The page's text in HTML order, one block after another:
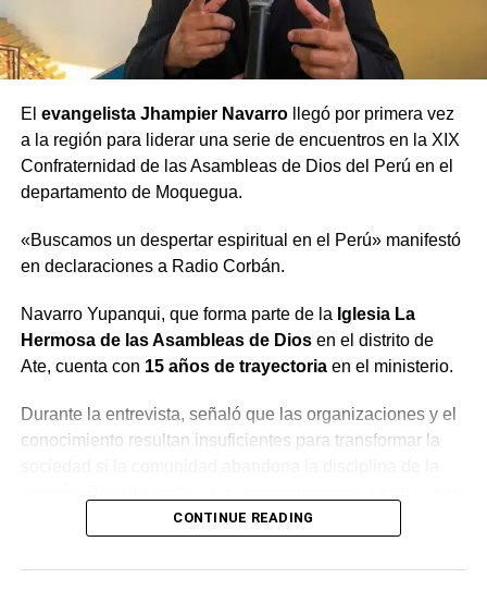
El evangelista Jhampier Navarrollegó por primera vez
a la región para liderar una serie de encuentros en la XIX
Confraternidad de las Asambleas de Dios del Perú en el
departamento de Moquegua.
«Buscamos un despertar espiritual en el Perú» manifestó
en declaraciones a Radio Corbán.
Navarro Yupanqui, que forma parte de la Iglesia La
Hermosa de las Asambleas de Diosen el distrito de
Ate, cuenta con 15 años de trayectoriaen el ministerio.
Durante la entrevista, señaló que las organizaciones y el
conocimiento resultan insuficientes para transformar la
conjunto bajo la guía del Espíritu Santo para generar un
CONTINUE READING